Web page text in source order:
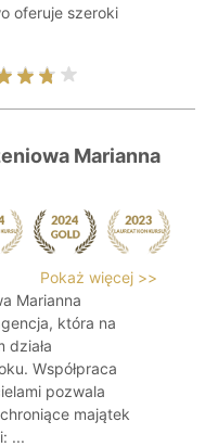
oferuje szeroki
Marianna
Pokaż więcej >>
Marianna
która na
działa
Współpraca
pozwala
majątek
...